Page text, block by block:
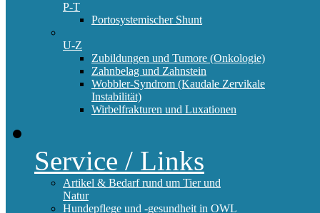
P-T
Portosystemischer Shunt
U-Z
Zubildungen und Tumore (Onkologie)
Zahnbelag und Zahnstein
Wobbler-Syndrom (Kaudale Zervikale
Instabilität)
Wirbelfrakturen und Luxationen
Service / Links
Artikel & Bedarf rund um Tier und
Natur
Hundepflege und -gesundheit in OWL